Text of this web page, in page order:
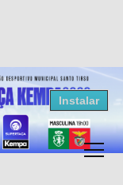
Instalar